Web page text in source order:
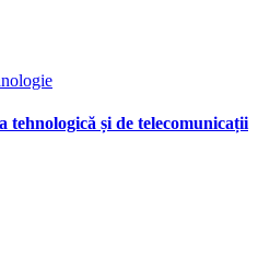
și de telecomunicații